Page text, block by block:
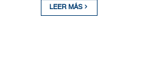
LEER MÁS